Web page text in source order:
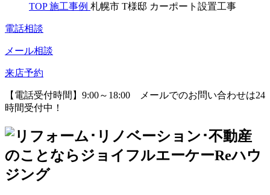
TOP 施工事例 札幌市 T様邸 カーポート設置工事
電話相談
メール相談
来店予約
【電話受付時間】9:00～18:00
メールでのお問い合わせは24
時間受付中！